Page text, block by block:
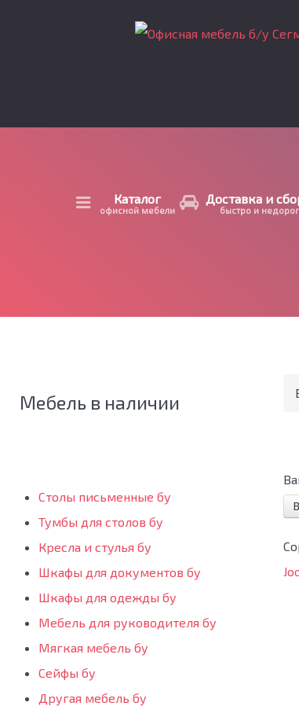
Каталог
офисной мебели
Доставка и
быстро и
Мебель в наличии
Столы письменные бу
Тумбы для столов бу
Кресла и стулья бу
Шкафы для документов бу
Шкафы для одежды бу
Мебель для руководителя бу
Мягкая мебель бу
Сейфы бу
Другая мебель бу